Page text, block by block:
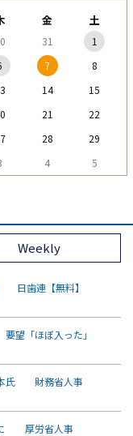
金 土
31
1
7
8
14
15
21
22
28
29
4 5
Weekly
日歯連【無料】
望「ほぼ入った」
本氏 財務省人事
に 厚労省人事